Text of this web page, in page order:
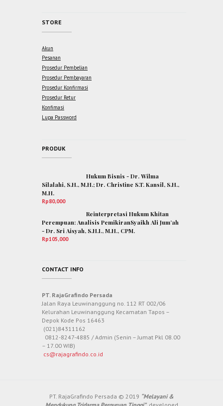
STORE
Akun
Pesanan
Prosedur Pembelian
Prosedur Pembayaran
Prosedur Konfirmasi
Prosedur Retur
Konfimasi
Lupa Password
PRODUK
Hukum Bisnis - Dr. Wilma
Silalahi, S.H., M.H.; Dr. Christine S.T. Kansil, S.H.,
M.H.
Rp80,000
Reinterpretasi Hukum Khitan
Perempuan: Analisis PemikiranSyaikh Ali Jum’ah
- Dr. Sri Aisyah, S.H.I., M.H., CPM.
Rp105,000
CONTACT INFO
PT. RajaGrafindo Persada
Jalan Raya Leuwinanggung no. 112 RT 002/06
Kelurahan Leuwinanggung Kecamatan Tapos –
Depok Kode Pos 16463
(021)84311162
0812-8247-4885 / Admin (Senin – Jumat Pkl 08.00
– 17.00 WIB)
cs@rajagrafindo.co.id
PT. RajaGrafindo Persada © 2019 “Melayani &